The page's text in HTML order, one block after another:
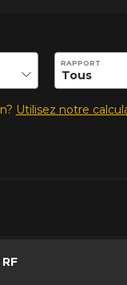
de ce
RAPPORT
Utilisez notre